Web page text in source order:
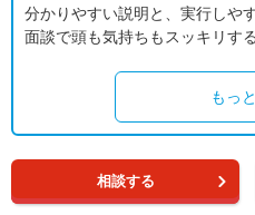
分かりやすい説明と、実行しや
面談で頭も気持ちもスッキリす
もっ
相談する